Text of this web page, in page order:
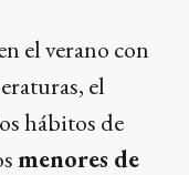
el verano con
el
hábitos de
menores de